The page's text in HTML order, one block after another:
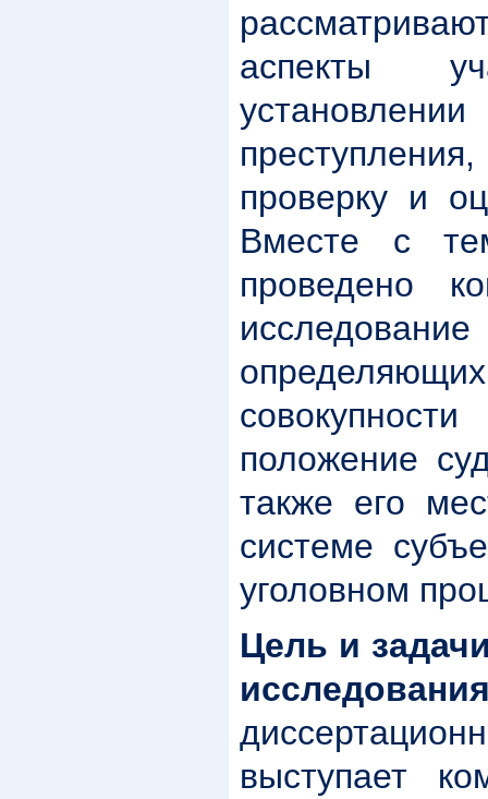
аспекты
проверку и
Вместе с
проведено
положение
также его
системе
уголовном
Цель и
выступает